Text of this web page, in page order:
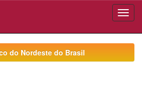
do Nordeste do Brasil